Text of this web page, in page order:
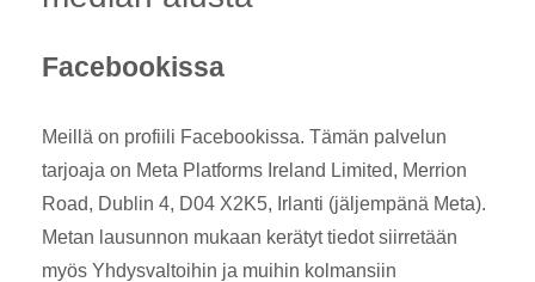
Facebookissa
Meillä on profiili Facebookissa. Tämän palvelun
tarjoaja on Meta Platforms Ireland Limited, Merrion
Road, Dublin 4, D04 X2K5, Irlanti (jäljempänä Meta).
Metan lausunnon mukaan kerätyt tiedot siirretään
myös Yhdysvaltoihin ja muihin kolmansiin